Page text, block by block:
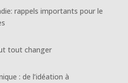
rappels importants pour le
tout changer
: de l’idéation à